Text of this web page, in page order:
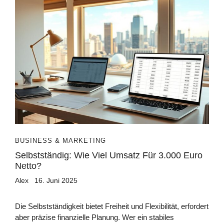
BUSINESS & MARKETING
Selbstständig: Wie Viel Umsatz Für 3.000 Euro
Netto?
Alex 16. Juni 2025
Die Selbstständigkeit bietet Freiheit und Flexibilität, erfordert
aber präzise finanzielle Planung. Wer ein stabiles